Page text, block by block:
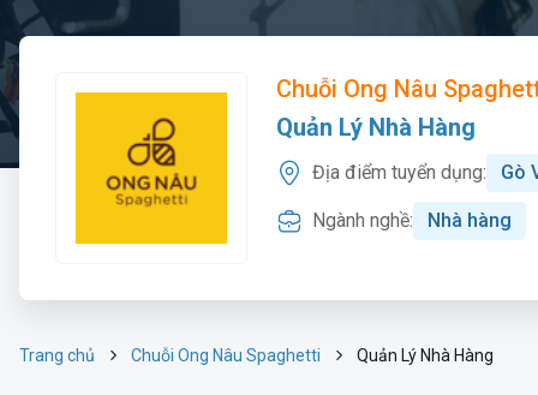
Chuỗi Ong Nâu
Quản Lý Nhà Hàng
Địa điểm tuyển dụng: Gò
Ngành nghề: Nhà hàng
Trang chủ Chuỗi Ong Nâu Spaghetti Quản Lý Nhà Hàng